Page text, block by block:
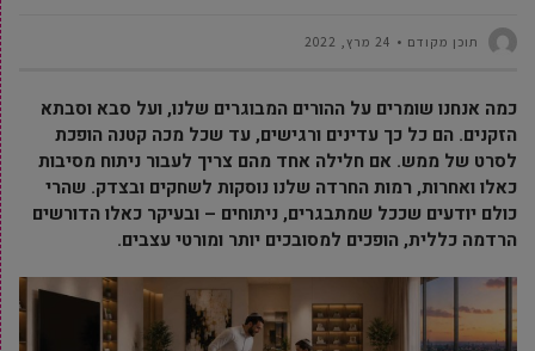
תוכן מקודם 24 מרץ, 2022
כמה אנחנו שומרים על ההורים המבוגרים שלנו, ועל סבא וסבתא
הזקנים. הם כל כך עדינים ורגישים, עד שכל מכה קטנה הופכת
לסרט של ממש. אם חלילה אחד מהם צריך לעבור ניתוח מסיבות
כאלו ואחרות, רמות החרדה שלנו נוסקות לשחקים ובצדק. שהרי
כולם יודעים שככל שמתבגרים, ניתוחים – ובעיקר כאלו הדורשים
הרדמה כללית, הופכים למסובכים יותר ומורטי עצבים.